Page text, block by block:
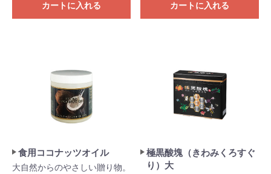
カートに入れる カートに入れる
食用ココナッツオイル
大自然からのやさしい贈り物。
極黒酸塊（きわみくろすぐ
り）大